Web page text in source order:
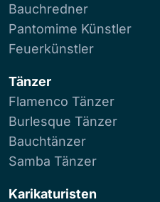
Bauchredner
Pantomime Künstler
Feuerkünstler
Tänzer
Flamenco Tänzer
Burlesque Tänzer
Bauchtänzer
Samba Tänzer
Karikaturisten